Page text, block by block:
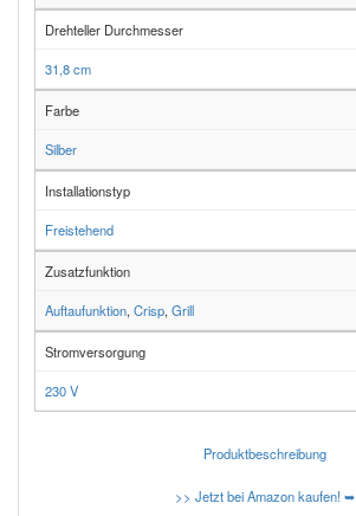
Drehteller Durchmesser
31,8 cm
Farbe
Silber
Installationstyp
Freistehend
Zusatzfunktion
Auftaufunktion, Crisp, Grill
Stromversorgung
230 V
Produktbeschreibung
>> Jetzt bei Amazon kaufen! ➥